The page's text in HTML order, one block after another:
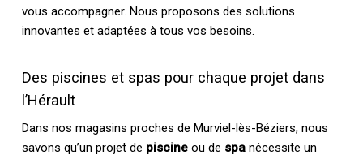
vous accompagner. Nous proposons des solutions
innovantes et adaptées à tous vos besoins.
Des piscines et spas pour chaque projet dans
l’Hérault
Dans nos magasins proches de Murviel-lès-Béziers, nous
savons qu’un projet de piscineou de spanécessite un